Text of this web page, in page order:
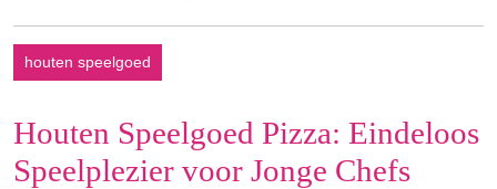
houten speelgoed
Houten Speelgoed Pizza: Eindeloos
Speelplezier voor Jonge Chefs